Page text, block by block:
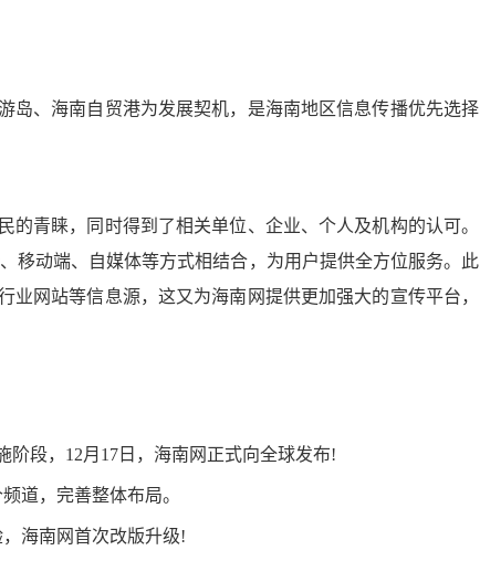
、海南自贸港为发展契机，是海南地区信息传播优先选择
青睐，同时得到了相关单位、企业、个人及机构的认可。
移动端、自媒体等方式相结合，为用户提供全方位服务。此
网站等信息源，这又为海南网提供更加强大的宣传平台，
段，12月17日，海南网正式向全球发布!
道，完善整体布局。
海南网首次改版升级!